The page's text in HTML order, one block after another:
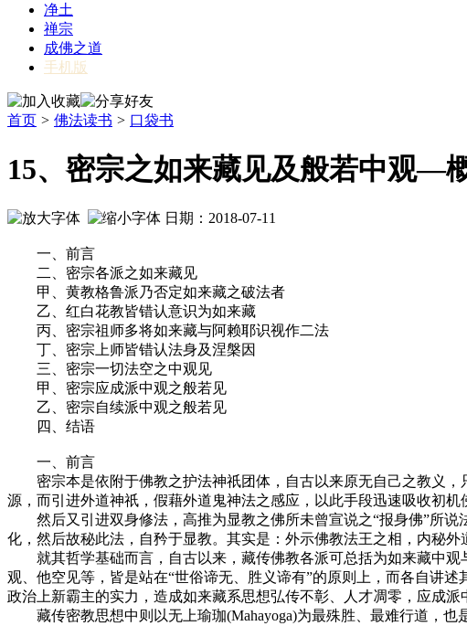
净土
禅宗
成佛之道
手机版
首页 > 佛法读书 > 口袋书
15、密宗之如来藏见及般若中观—
日期：2018-07-11
一、前言
二、密宗各派之如来藏见
甲、黄教格鲁派乃否定如来藏之破法者
乙、红白花教皆错认意识为如来藏
丙、密宗祖师多将如来藏与阿赖耶识视作二法
丁、密宗上师皆错认法身及涅槃因
三、密宗一切法空之中观见
甲、密宗应成派中观之般若见
乙、密宗自续派中观之般若见
四、结语
一、前言
密宗本是依附于佛教之护法神祇团体，自古以来原无自己之教义，
源，而引进外道神祇，假藉外道鬼神法之感应，以此手段迅速吸收初机
然后又引进双身修法，高推为显教之佛所未曾宣说之“报身佛”所说
化，然后故秘此法，自矜于显教。其实是：外示佛教法王之相，内秘
就其哲学基础而言，自古以来，藏传佛教各派可总括为如来藏中观
观、他空见等，皆是站在“世俗谛无、胜义谛有”的原则上，而各自讲
政治上新霸主的实力，造成如来藏系思想弘传不彰、人才凋零，应成派
藏传密教思想中则以无上瑜珈(Mahayoga)为最殊胜、最难行道，也